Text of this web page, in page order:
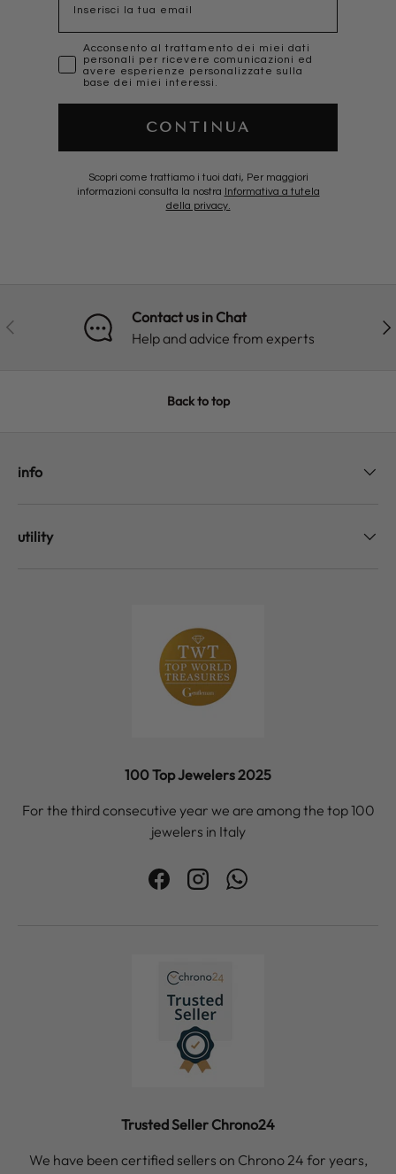
marketing
Acconsento al trattamento dei miei dati
personali per ricevere comunicazioni ed
avere esperienze personalizzate sulla
base dei miei interessi.
CONTINUA
Scopri come trattiamo i tuoi dati, Per maggiori
informazioni consulta la nostra Informativa a tutela
della privacy.
PREVIOUS
Contact us in Chat
Help and advice from experts
Back to top
info
utility
100 Top Jewelers 2025
For the third consecutive year we are among the top 100
jewelers in Italy
FacebookInstagramWhatsApp
Trusted Seller Chrono24
We have been certified sellers on Chrono 24 for years,